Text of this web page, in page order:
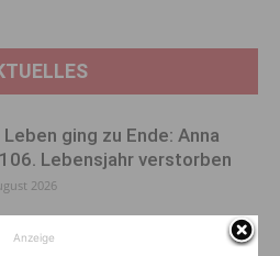
ging zu Ende: Anna
Lebensjahr verstorben
2026
50 Jahre Chorleitung:
Anzeige